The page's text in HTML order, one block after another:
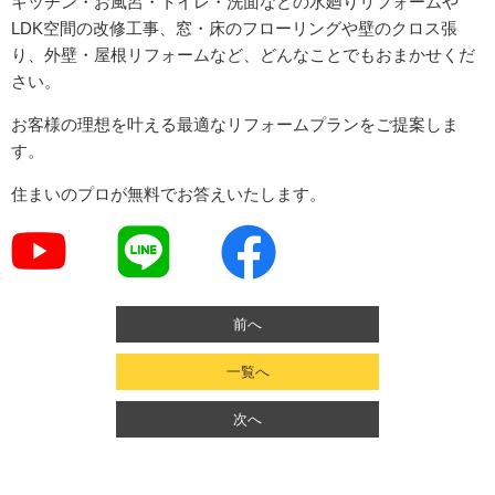
LDK空間の改修工事、窓・床のフローリングや壁のクロス張
り、外壁・屋根リフォームなど、どんなことでもおまかせくだ
さい。
お客様の理想を叶える最適なリフォームプランをご提案しま
す。
住まいのプロが無料でお答えいたします。
前へ
一覧へ
次へ